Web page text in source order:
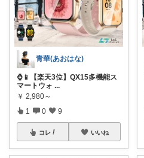
青華(あおはな)
⌚📱【楽天3位】QX15多機能ス
マートウォ ...
￥ 2,980～
1 0 9
コレ いいね